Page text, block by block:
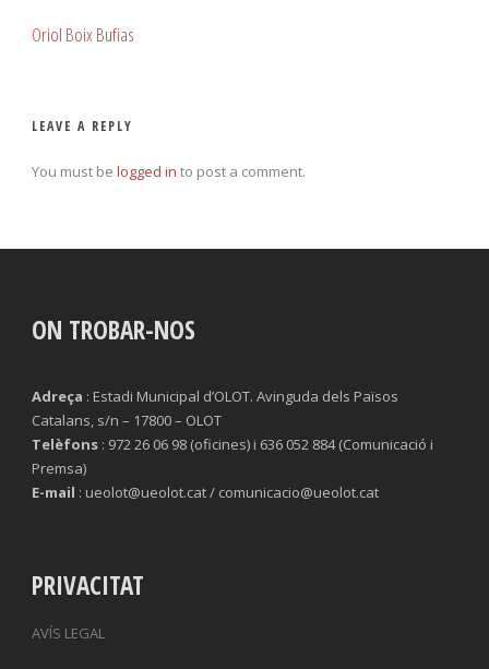
Oriol Boix Bufias
LEAVE A REPLY
You must be logged in to post a comment.
ON TROBAR-NOS
Adreça : Estadi Municipal d’OLOT. Avinguda dels Països
Catalans, s/n – 17800 – OLOT
Telèfons : 972 26 06 98 (oficines) i 636 052 884 (Comunicació i
Premsa)
E-mail : ueolot@ueolot.cat / comunicacio@ueolot.cat
PRIVACITAT
AVÍS LEGAL